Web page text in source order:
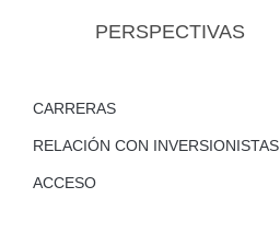
PERSPECTIVAS
CARRERAS
RELACIÓN CON INVERSIONISTAS
ACCESO